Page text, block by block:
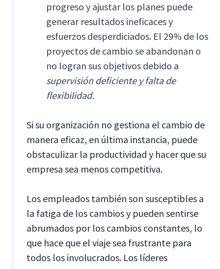
progreso y ajustar los planes puede
generar resultados ineficaces y
esfuerzos desperdiciados. El 29% de los
proyectos de cambio se abandonan o
no logran sus objetivos debido a
supervisión deficiente y falta de
flexibilidad.
Si su organización no gestiona el cambio de
manera eficaz, en última instancia, puede
obstaculizar la productividad y hacer que su
empresa sea menos competitiva.
Los empleados también son susceptibles a
la fatiga de los cambios y pueden sentirse
abrumados por los cambios constantes, lo
que hace que el viaje sea frustrante para
todos los involucrados. Los líderes